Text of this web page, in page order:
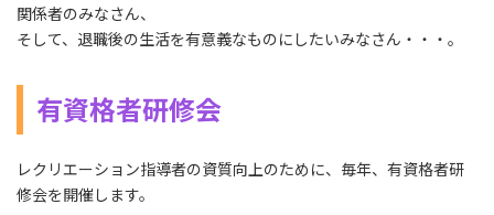
関係者のみなさん、
そして、退職後の生活を有意義なものにしたいみなさん・・・。
有資格者研修会
レクリエーション指導者の資質向上のために、毎年、有資格者研
修会を開催します。